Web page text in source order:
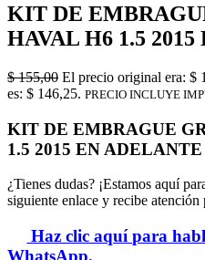
KIT DE
HAVAL H6 1.5
$155,00 El precio original era: $
es: $ 146,25. PRECIO INCLUYE
KIT DE EMBRAGUE
1.5 2015 EN ADELANTE
¿Tienes dudas? ¡Estamos aquí
siguiente enlace y recibe atención
Haz clic aquí para
WhatsApp.